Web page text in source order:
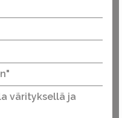
värityksellä ja